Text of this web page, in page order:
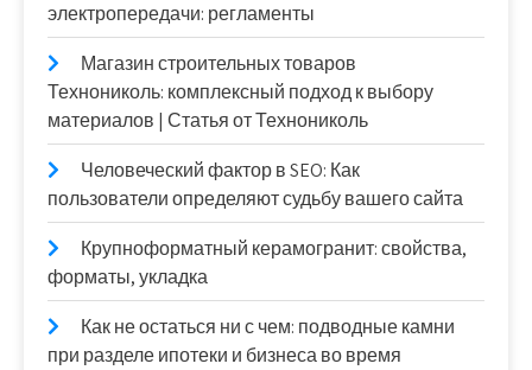
электропередачи: регламенты
Магазин строительных товаров
Технониколь: комплексный подход к выбору
материалов | Статья от Технониколь
Человеческий фактор в SEO: Как
пользователи определяют судьбу вашего сайта
Крупноформатный керамогранит: свойства,
форматы, укладка
Как не остаться ни с чем: подводные камни
при разделе ипотеки и бизнеса во время